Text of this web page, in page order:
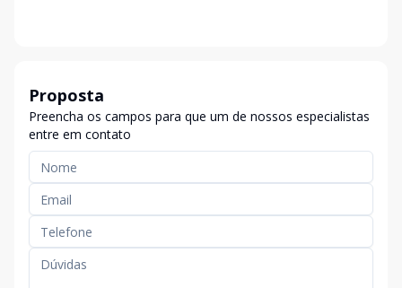
Proposta
Preencha os campos para que um de nossos especialistas
entre em contato